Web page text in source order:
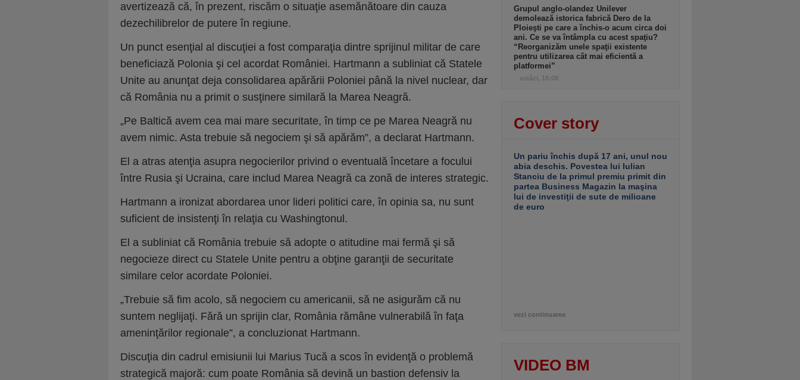
avertizează că, în prezent, riscăm o situaţie asemănătoare din cauza
dezechilibrelor de putere în regiune.
Un punct esenţial al discuţiei a fost comparaţia dintre sprijinul militar de care
beneficiază Polonia şi cel acordat României. Hartmann a subliniat că Statele
Unite au anunţat deja consolidarea apărării Poloniei până la nivel nuclear, dar
că România nu a primit o susţinere similară la Marea Neagră.
„Pe Baltică avem cea mai mare securitate, în timp ce pe Marea Neagră nu
avem nimic. Asta trebuie să negociem şi să apărăm”, a declarat Hartmann.
El a atras atenţia asupra negocierilor privind o eventuală încetare a focului
între Rusia şi Ucraina, care includ Marea Neagră ca zonă de interes strategic.
Hartmann a ironizat abordarea unor lideri politici care, în opinia sa, nu sunt
suficient de insistenţi în relaţia cu Washingtonul.
El a subliniat că România trebuie să adopte o atitudine mai fermă şi să
negocieze direct cu Statele Unite pentru a obţine garanţii de securitate
similare celor acordate Poloniei.
„Trebuie să fim acolo, să negociem cu americanii, să ne asigurăm că nu
suntem neglijaţi. Fără un sprijin clar, România rămâne vulnerabilă în faţa
ameninţărilor regionale”, a concluzionat Hartmann.
Discuţia din cadrul emisiunii lui Marius Tucă a scos în evidenţă o problemă
strategică majoră: cum poate România să devină un bastion defensiv la
Grupul anglo-olandez Unilever
demolează istorica fabrică Dero de la
Ploieşti pe care a închis-o acum circa doi
ani. Ce se va întâmpla cu acest spaţiu?
“Reorganizăm unele spaţii existente
pentru utilizarea cât mai eficientă a
platformei”
astăzi, 18:08
Cover story
Un pariu închis după 17 ani, unul nou
abia deschis. Povestea lui Iulian
Stanciu de la primul premiu primit din
partea Business Magazin la maşina
lui de investiţii de sute de milioane
de euro
vezi continuarea
VIDEO BM